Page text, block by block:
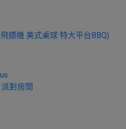
鏢機 美式桌球 特大平台BBQ)
對房間